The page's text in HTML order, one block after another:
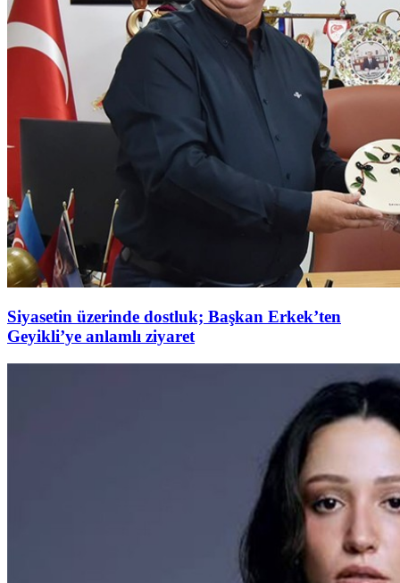
Siyasetin üzerinde dostluk; Başkan Erkek’ten
Geyikli’ye anlamlı ziyaret